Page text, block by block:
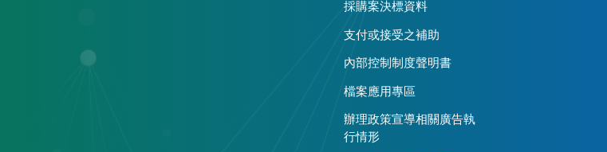
採購案決標資料
支付或接受之補助
內部控制制度聲明書
檔案應用專區
辦理政策宣導相關廣告執
行情形